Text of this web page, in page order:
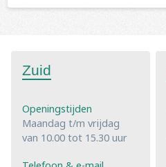
Zuid
Openingstijden
Maandag t/m vrijdag
van 10.00 tot 15.30 uur